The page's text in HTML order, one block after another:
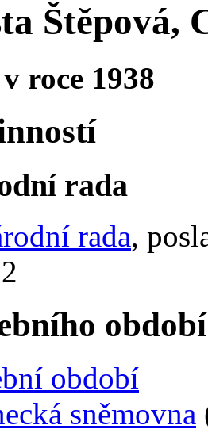
Štěpová,
roce 1938
rada
rada,
období
období
sněmovna